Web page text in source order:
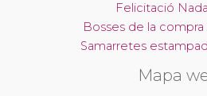
Felicitació
Bosses de la
Samarretes
Mapa